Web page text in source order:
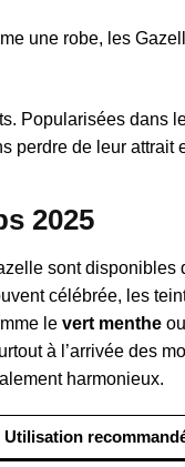
une robe, les
Popularisées dans
perdre de leur attrait
2025
sont
célébrée, les
le vert menthe
à l’arrivée des
harmonieux.
Utilisation